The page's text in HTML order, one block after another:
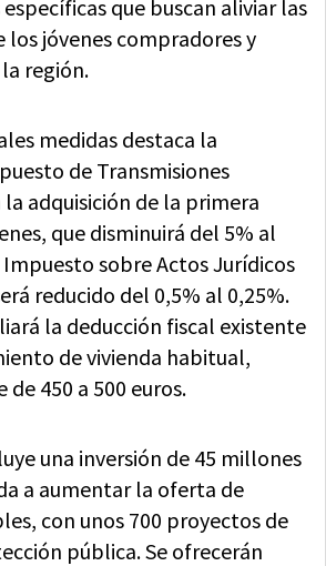
que buscan aliviar las
los jóvenes compradores y
región.
medidas destaca la
de Transmisiones
adquisición de la primera
que disminuirá del 5% al
Impuesto sobre Actos Jurídicos
reducido del 0,5% al 0,25%.
la deducción fiscal existente
de vivienda habitual,
450 a 500 euros.
una inversión de 45 millones
a aumentar la oferta de
con unos 700 proyectos de
pública. Se ofrecerán